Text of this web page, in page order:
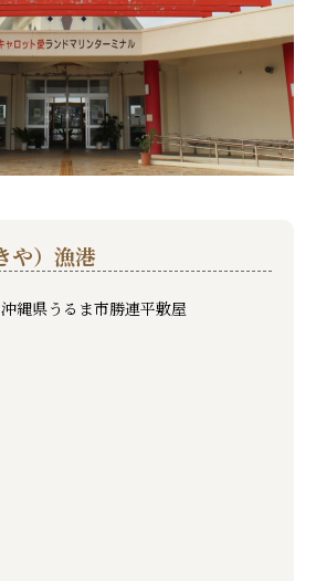
や）漁港
縄県うるま市勝連平敷屋